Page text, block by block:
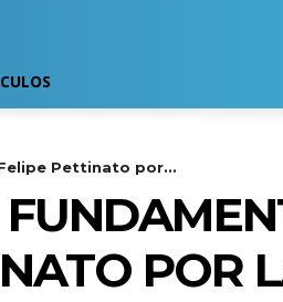
Pettinato por...
POR